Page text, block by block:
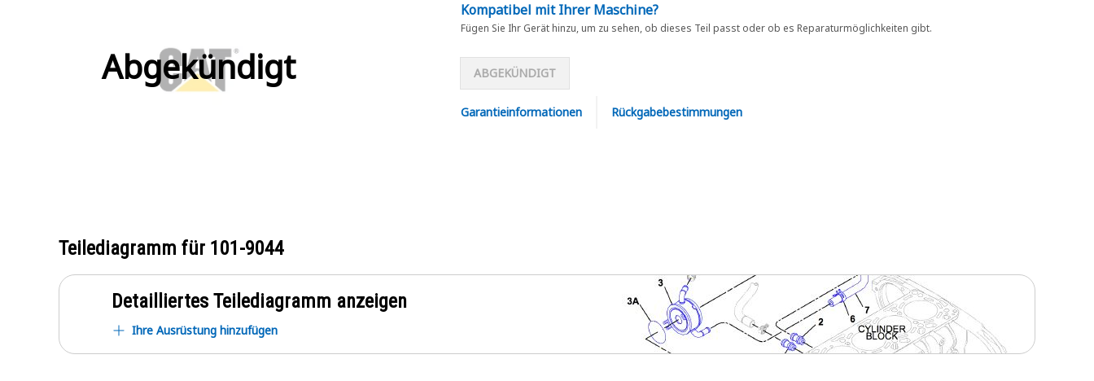
Abgekündigt
Kompatibel mit Ihrer Maschine?
Fügen Sie Ihr Gerät hinzu, um zu sehen, ob dieses Teil passt oder ob es Reparaturmöglichkeiten gibt.
ABGEKÜNDIGT
Garantieinformationen Rückgabebestimmungen
Teilediagramm für 101-9044
Detailliertes Teilediagramm anzeigen
Ihre Ausrüstung hinzufügen